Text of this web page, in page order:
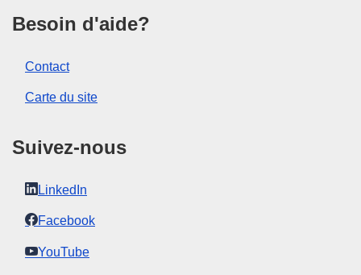
Besoin d'aide?
Contact
Carte du site
Suivez-nous
LinkedIn
Facebook
YouTube